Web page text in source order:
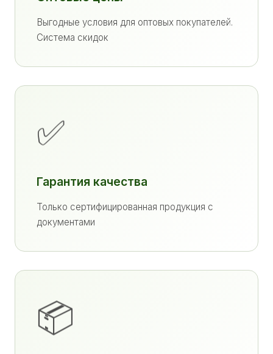
Выгодные условия для оптовых покупателей.
Система скидок
✅
Гарантия качества
Только сертифицированная продукция с
документами
📦